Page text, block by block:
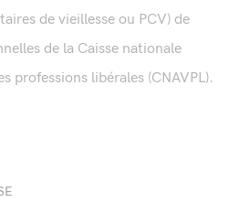
de vieillesse ou PCV) de
de la Caisse nationale
professions libérales (CNAVPL).